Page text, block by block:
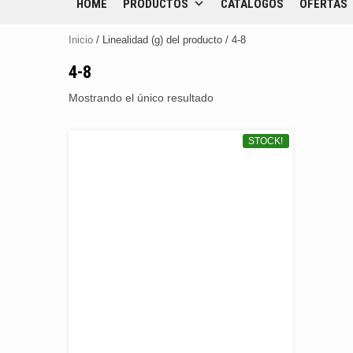
HOME PRODUCTOS CATÁLOGOS OFERTAS
Inicio / Linealidad (g) del producto / 4-8
4-8
Mostrando el único resultado
STOCK!